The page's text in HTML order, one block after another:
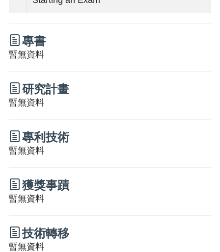
專書
暫無資料
研究計畫
暫無資料
專利技術
暫無資料
獲獎事蹟
暫無資料
技術轉移
暫無資料